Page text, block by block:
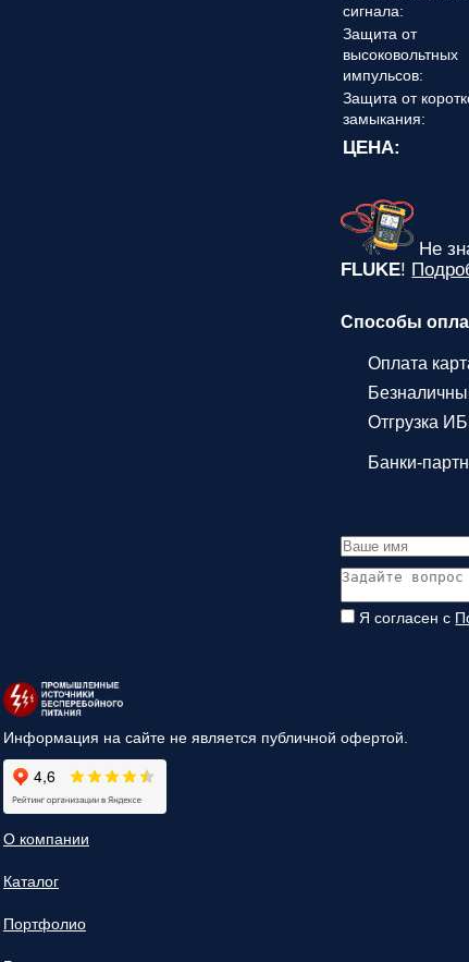
сигнала:
Защита от
высоковольтных
импульсов:
Защита от
замыкания:
ЦЕНА:
Не
FLUKE!
Способы
Оплата
Отгрузка
Банки-
Я согласен с
Информация на сайте не является публичной офертой.
О компании
Каталог
Портфолио